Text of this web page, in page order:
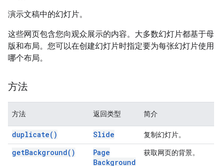
演示文稿中的幻灯片。
这些网页包含您向观众展示的内容。大多数幻灯片都基于母
版和布局。您可以在创建幻灯片时指定要为每张幻灯片使用
哪个布局。
方法
方法 返回类型 简介
duplicate( ) Slide 复制幻灯片。
getBackground( )
Page
Background
获取网页的背景。